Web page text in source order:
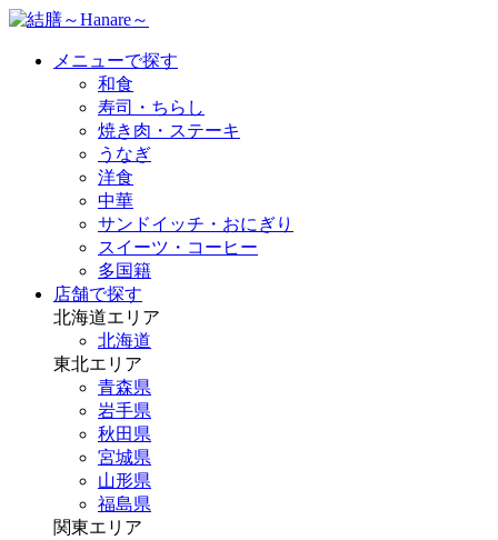
メニューで探す
和食
寿司・ちらし
焼き肉・ステーキ
うなぎ
洋食
中華
サンドイッチ・おにぎり
スイーツ・コーヒー
多国籍
店舗で探す
北海道エリア
北海道
東北エリア
青森県
岩手県
秋田県
宮城県
山形県
福島県
関東エリア